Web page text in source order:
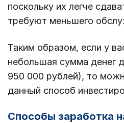
поскольку их легче
требуют меньшего
Таким образом, если у
небольшая сумма денег
950 000 рублей), то
данный способ
Способы заработка